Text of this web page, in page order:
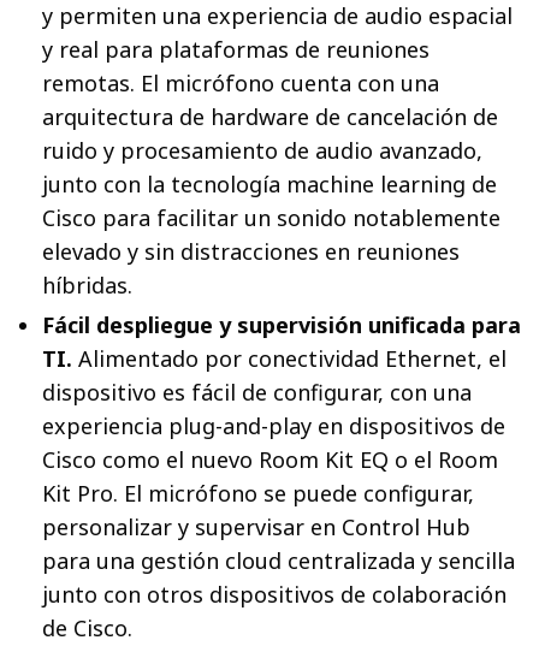
y permiten una experiencia de audio espacial
y real para plataformas de reuniones
remotas. El micrófono cuenta con una
arquitectura de hardware de cancelación de
ruido y procesamiento de audio avanzado,
junto con la tecnología machine learning de
Cisco para facilitar un sonido notablemente
elevado y sin distracciones en reuniones
híbridas.
Fácil despliegue y supervisión unificada para
TI. Alimentado por conectividad Ethernet, el
dispositivo es fácil de configurar, con una
experiencia plug-and-play en dispositivos de
Cisco como el nuevo Room Kit EQ o el Room
Kit Pro. El micrófono se puede configurar,
personalizar y supervisar en Control Hub
para una gestión cloud centralizada y sencilla
junto con otros dispositivos de colaboración
de Cisco.